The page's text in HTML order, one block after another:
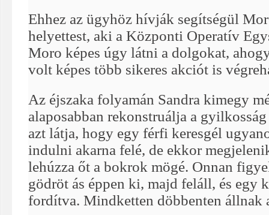
Ehhez az ügyhöz hívják segítségül
helyettest, aki a Központi Operatív
Moro képes úgy látni a dolgokat,
volt képes több sikeres akciót is
Az éjszaka folyamán Sandra kimegy
alaposabban rekonstruálja a
azt látja, hogy egy férfi keresgél
indulni akarna felé, de ekkor
lehúzza őt a bokrok mögé. Onnan
gödröt ás éppen ki, majd feláll, és egy
fordítva. Mindketten döbbenten állnak